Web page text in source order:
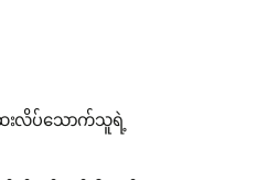
ေးလိပ်သောက်သူရဲ့